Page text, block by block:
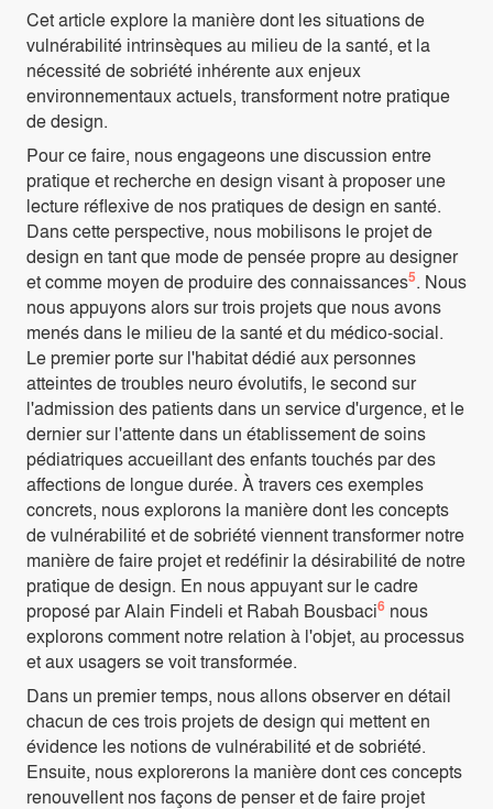
Cet article explore la manière dont les situations de
vulnérabilité intrinsèques au milieu de la santé, et la
nécessité de sobriété inhérente aux enjeux
environnementaux actuels, transforment notre pratique
de design.
Pour ce faire, nous engageons une discussion entre
pratique et recherche en design visant à proposer une
lecture réflexive de nos pratiques de design en santé.
Dans cette perspective, nous mobilisons le projet de
design en tant que mode de pensée propre au designer
et comme moyen de produire des connaissances5. Nous
nous appuyons alors sur trois projets que nous avons
menés dans le milieu de la santé et du médico-social.
Le premier porte sur l'habitat dédié aux personnes
atteintes de troubles neuro évolutifs, le second sur
l'admission des patients dans un service d'urgence, et le
dernier sur l'attente dans un établissement de soins
pédiatriques accueillant des enfants touchés par des
affections de longue durée. À travers ces exemples
concrets, nous explorons la manière dont les concepts
de vulnérabilité et de sobriété viennent transformer notre
manière de faire projet et redéfinir la désirabilité de notre
pratique de design. En nous appuyant sur le cadre
proposé par Alain Findeli et Rabah Bousbaci6 nous
explorons comment notre relation à l'objet, au processus
et aux usagers se voit transformée.
Dans un premier temps, nous allons observer en détail
chacun de ces trois projets de design qui mettent en
évidence les notions de vulnérabilité et de sobriété.
Ensuite, nous explorerons la manière dont ces concepts
renouvellent nos façons de penser et de faire projet